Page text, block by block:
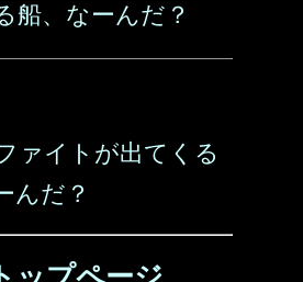
船、なーんだ？
ァイトが出てくる
んだ？